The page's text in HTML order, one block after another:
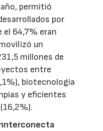
permitió
por
el 64,7% eran
un
millones de
entre
biotecnología
y eficientes